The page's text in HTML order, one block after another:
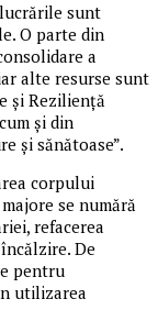
sunt
O parte din
a
alte resurse sunt
și Reziliență
și din
și sănătoase”.
corpului
se numără
refacerea
De
pentru
utilizarea